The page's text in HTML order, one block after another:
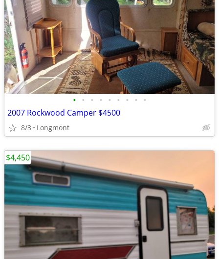
• • • • • • • • •
2007 Rockwood Camper $4500
8/3 Longmont
$4,450